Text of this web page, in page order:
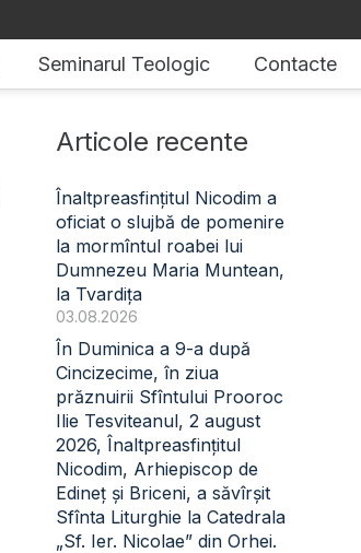
Seminarul Teologic Contacte
Articole recente
Înaltpreasfințitul Nicodim a
oficiat o slujbă de pomenire
la mormîntul roabei lui
Dumnezeu Maria Muntean,
la Tvardița
03.08.2026
În Duminica a 9-a după
Cincizecime, în ziua
prăznuirii Sfîntului Prooroc
Ilie Tesviteanul, 2 august
2026, Înaltpreasfințitul
Nicodim, Arhiepiscop de
Edineț și Briceni, a săvîrșit
Sfînta Liturghie la Catedrala
„Sf. Ier. Nicolae” din Orhei.